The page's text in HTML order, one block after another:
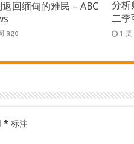
返回缅甸的难民 – ABC
ago
分析
二季
1
* 标注